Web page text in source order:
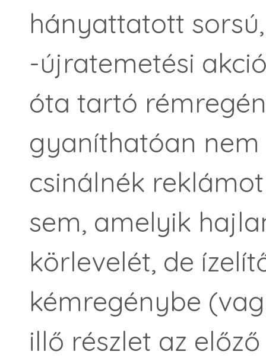
hányattatott
-újratemetési
óta tartó
gyaníthatóan nem
csinálnék
sem, amelyik
körlevelét, de
kémregénybe
illő részlet az